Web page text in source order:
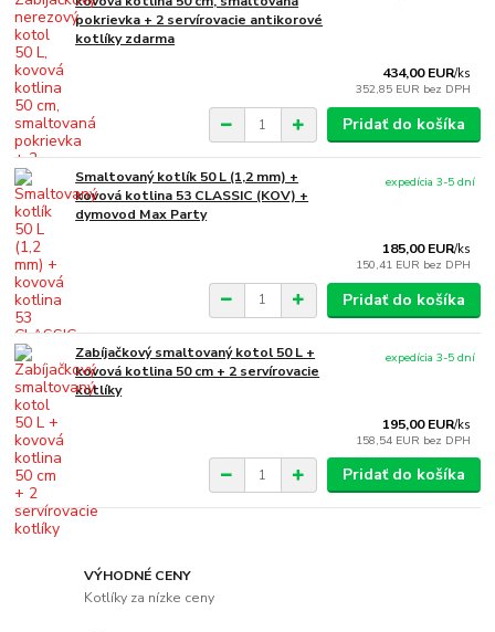
pokrievka + 2 servírovacie antikorové
kotlíky zdarma
434,00 EUR/ks
352,85 EUR bez DPH
Pridať do košíka
Smaltovaný kotlík 50 L (1,2 mm) +
kovová kotlina 53 CLASSIC (KOV) +
dymovod Max Party
185,00 EUR/ks
150,41 EUR bez DPH
expedícia 3-5 dní
Pridať do košíka
Zabíjačkový smaltovaný kotol 50 L +
kovová kotlina 50 cm + 2 servírovacie
kotlíky
195,00 EUR/ks
158,54 EUR bez DPH
expedícia 3-5 dní
Pridať do košíka
VÝHODNÉ CENY
Kotlíky za nízke ceny